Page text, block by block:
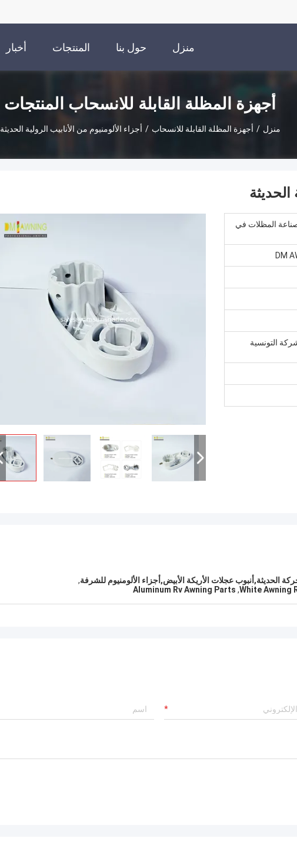
منزل حول بنا المنتجات أخبار
أجهزة المظلة القابلة للانسحاب المنتجات
منزل / أجهزة المظلة القابلة للانسحاب / أجزاء الألومنيوم من الأنابيب الرولية الحديثة
الحديثة
المظلات في
DM
التونسية
الحديثة,أنبوب عجلات الأريكة الأبيض,أجزاء الألومنيوم للشرفة,
White Awning
,
Aluminum Rv Awning Parts